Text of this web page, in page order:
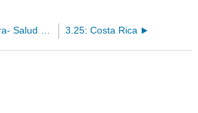
3.25: Costa Rica